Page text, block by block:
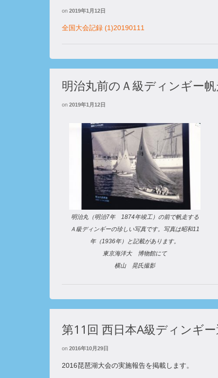
on 2019年1月12日
全国大会記録 (1)20190111
明治丸前のＡ級ディンギー
on 2019年1月12日
明治丸（明治7年 1874年竣工）の前で帆走する
Ａ級ディンギーの珍しい写真です。写真は昭和11
年（1936年）と記載があります。
東京海洋大 博物館にて
横山 晃氏撮影
第11回 西日本A級ディンギ
on 2016年10月29日
2016琵琶湖大会の実施報告を掲載します。